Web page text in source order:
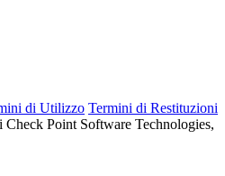
di Utilizzo Termini di Restituzioni
Point Software Technologies,